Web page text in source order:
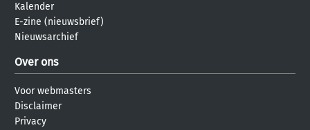
Kalender
E-zine (nieuwsbrief)
Nieuwsarchief
Over ons
Voor webmasters
Disclaimer
Privacy